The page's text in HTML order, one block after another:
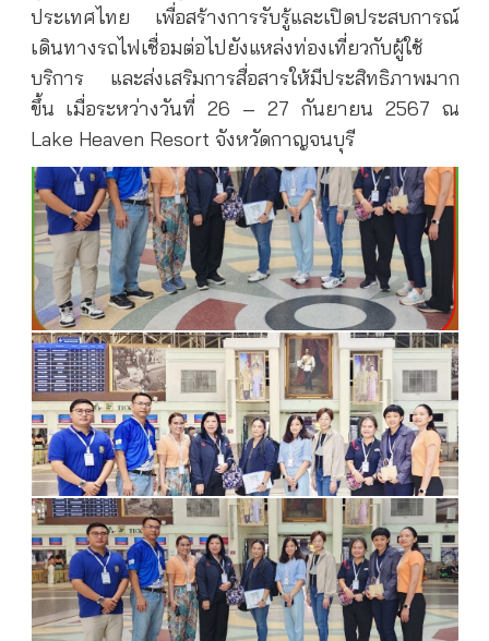
ประเทศไทย เพื่อสร้างการรับรู้และเปิดประสบการณ์
เดินทางรถไฟเชื่อมต่อไปยังแหล่งท่องเที่ยวกับผู้ใช้
บริการ และส่งเสริมการสื่อสารให้มีประสิทธิภาพมาก
ขึ้น เมื่อระหว่างวันที่ 26 – 27 กันยายน 2567 ณ
Lake Heaven Resort จังหวัดกาญจนบุรี